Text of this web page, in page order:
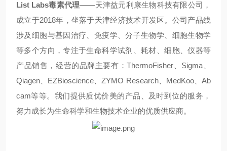
List Labs毒素代理——天津益元利康生物科技有限公司，
成立于2018年，坐落于天津经济技术开发区。公司产品线
涉及细胞与基因治疗、免疫学、分子生物学、细胞生物学
等多个方向，专注于生命科学试剂、耗材、细胞、仪器等
产品销售，经营的品牌主要有：ThermoFisher Sigma
Qiagen
EZBioscience 、ZYMO Research、 MedKoo、Ab
cam等等。我们提供质优价美的产品、及时到位的服务，
努力成长为生命科学和生物技术企业的优质供应商。